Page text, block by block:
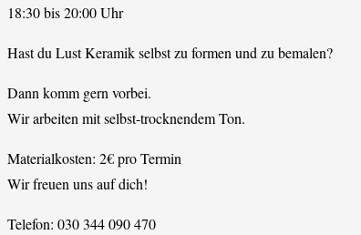
18:30 bis 20:00 Uhr
Hast du Lust Keramik selbst zu formen und zu bemalen?
Dann komm gern vorbei.
Wir arbeiten mit selbst-trocknendem Ton.
Materialkosten: 2€ pro Termin
Wir freuen uns auf dich!
Telefon: 030 344 090 470